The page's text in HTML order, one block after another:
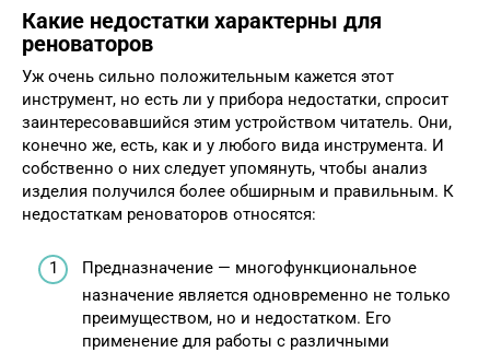
Какие недостатки характерны для
реноваторов
Уж очень сильно положительным кажется этот
инструмент, но есть ли у прибора недостатки, спросит
заинтересовавшийся этим устройством читатель. Они,
конечно же, есть, как и у любого вида инструмента. И
собственно о них следует упомянуть, чтобы анализ
изделия получился более обширным и правильным. К
недостаткам реноваторов относятся:
Предназначение — многофункциональное
назначение является одновременно не только
преимуществом, но и недостатком. Его
применение для работы с различными